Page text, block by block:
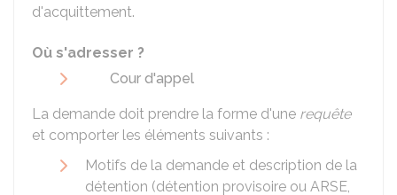
d'acquittement.
Où s'adresser ?
Cour d'appel
La demande doit prendre la forme d'une requête
et comporter les éléments suivants :
Motifs de la demande et description de la
détention (détention provisoire ou ARSE,